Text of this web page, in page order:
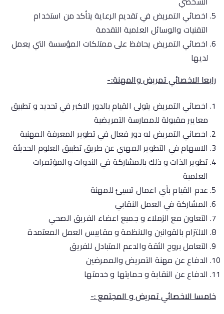
اخصائي التمريض في تقديم الرعاية يتأكد من استخدام
التقنيات والوسائل العلمية التقدمة
اخصائي التمريض يحافظ على ممتلكات المؤسسة التي يعمل
لديها
رابعا الاخصائي تمريض والمهنة:-
اخصائي التمريض يتولى القيام بالدور الاكبر في تحديد و تطبيق
معايير مقبولة للممارسة التمريضية
اخصائي التمريض له دور فعال في تطوير المعرفة المهنية
الاسهام في التطوير المهني عن طريق تطبيق العلوم الحديثة
تطوير الذات و ذلك بالمشاركة في الندوات والمؤتمرات
العلمية
عدم القيام بأي اعمال تسيئ للمهنة
المشاركة في العمل النقابي
التعاون مع الزملاء و جميع اعضاء الفريق الصحي
الالتزام بالقوانين والانظمة و مقاييس العمل المعتمدة
التعامل بروح الثقة والدعم المتبادل للفريق
الدفاع عن مهنة التمريض والممرضين
الدفاع عن النقابة و حمايتها و خدمتها
خامسا الاخصائي تمريض و المجتمع :-